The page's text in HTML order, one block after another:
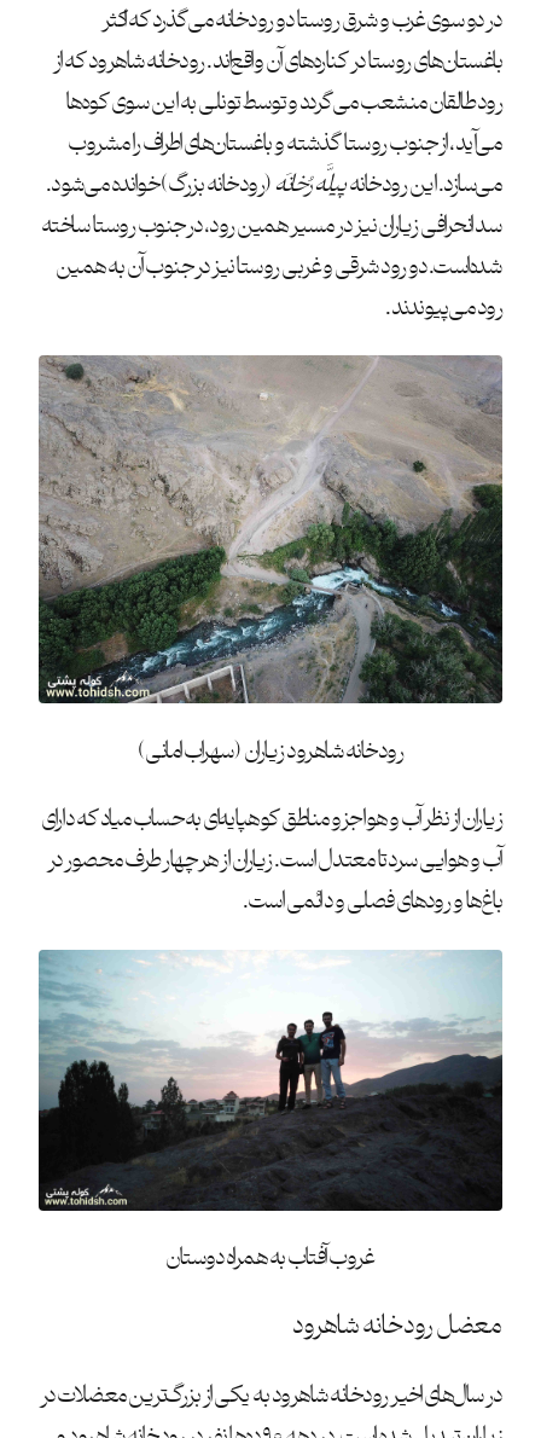
در دو سوی غرب و شرق روستا دو رودخانه می‌گذرد که اکثر
باغستان‌های روستا در کناره‌های آن واقع‌اند. رودخانه شاهرود که از
رود طالقان منشعب می‌گردد و توسط تونلی به این سوی کوه‌ها
می‌آید، از جنوب روستا گذشته و باغستان‌های اطراف را مشروب
می‌سازد. این رودخانهپیلَّه رُخانَه(رودخانه بزرگ) خوانده می‌شود.
سد انحرافی زیاران نیز در مسیر همین رود، در جنوب روستا ساخته
شده‌است. دو رود شرقی و غربی روستا نیز در جنوب آن به همین
رود می‌پیوندند.
رودخانه شاهرود زیاران (سهراب امانی)
زیاران از نظر آب و هوا جزو مناطق کوهپایه‌ای به حساب میاد که دارای
آب و هوایی سرد تا معتدل است. زیاران از هر چهار طرف محصور در
باغ‌ها و رودهای فصلی و دائمی است.
غروب آفتاب به همراه دوستان
معضل رودخانه شاهرود
در سال‌های اخیر رودخانه شاهرود به یکی از بزرگ‌ترین معضلات در